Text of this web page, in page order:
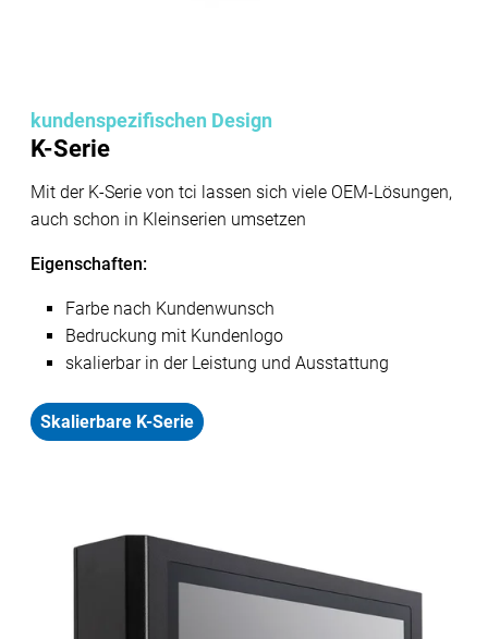
kundenspezifischen Design
K-Serie
Mit der K-Serie von tci lassen sich viele OEM-Lösungen,
auch schon in Kleinserien umsetzen
Eigenschaften:
Farbe nach Kundenwunsch
Bedruckung mit Kundenlogo
skalierbar in der Leistung und Ausstattung
Skalierbare K-Serie